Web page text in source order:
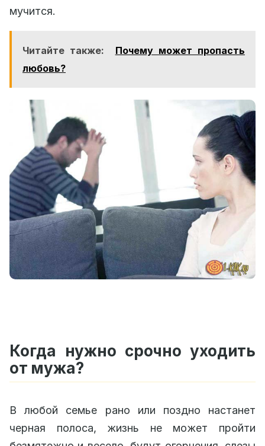
мучится.
Читайте также:
Почему может пропасть
любовь?
Когда нужно срочно уходить
от мужа?
В любой семье рано или поздно настанет
черная полоса, жизнь не может пройти